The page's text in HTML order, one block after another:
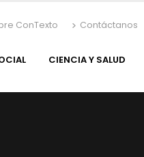
ConTexto Contáctanos
CIENCIA Y SALUD